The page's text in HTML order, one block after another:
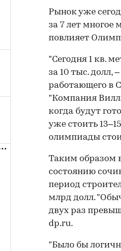
Рынок уже
за 7 лет многое
повлияет
"Сегодня 1 кв.
за 10 тыс. долл,
работающего в
"Компания
когда будут
уже стоить
олимпиады
Таким образом
состоянию
период
млрд долл.
двух раз
dp.ru.
"Было бы